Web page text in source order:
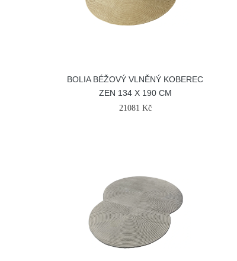
BOLIA BÉŽOVÝ VLNĚNÝ KOBEREC
ZEN 134 X 190 CM
21081 Kč